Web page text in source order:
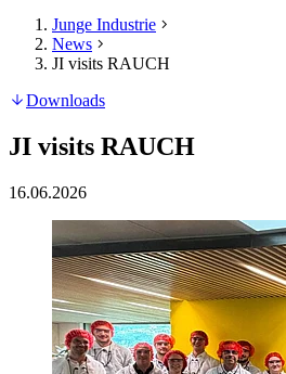
Junge Industrie
News
JI visits RAUCH
Downloads
JI visits RAUCH
16.06.2026